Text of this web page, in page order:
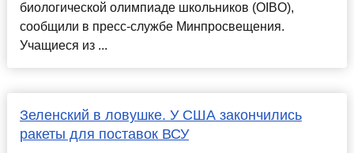
биологической олимпиаде школьников (OIBO),
сообщили в пресс-службе Минпросвещения.
Учащиеся из ...
Зеленский в ловушке. У США закончились
ракеты для поставок ВСУ